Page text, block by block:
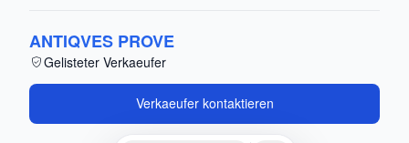
ANTIQVES PROVE
Gelisteter Verkaeufer
Verkaeufer kontaktieren